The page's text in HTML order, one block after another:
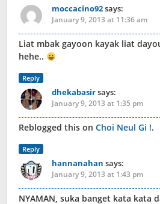
moccacino92says:
January 9, 2013 at 11:36 am
Liat mbak gayoon kayak liat
hehe..
Reply
dhekabasirsays:
January 9, 2013 at 1:35 pm
Reblogged this on Choi Neul Gi !.
Reply
hannanahan says:
January 9, 2013 at 1:43 pm
NYAMAN, suka banget kata kata